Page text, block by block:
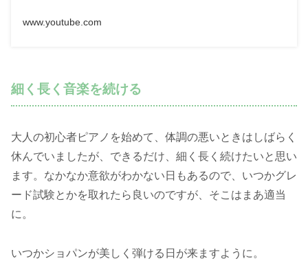
www.youtube.com
細く長く音楽を続ける
大人の初心者ピアノを始めて、体調の悪いときはしばらく
休んでいましたが、できるだけ、細く長く続けたいと思い
ます。なかなか意欲がわかない日もあるので、いつかグレ
ード試験とかを取れたら良いのですが、そこはまあ適当
に。
いつかショパンが美しく弾ける日が来ますように。